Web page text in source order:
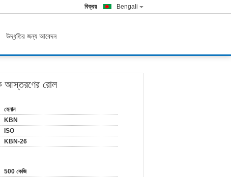
Bengali
বিক্রয়
উদ্ধৃতির জন্য আবেদন
আস্তরণের রোল
হেনান
KBN
ISO
KBN-26
500 কেজি